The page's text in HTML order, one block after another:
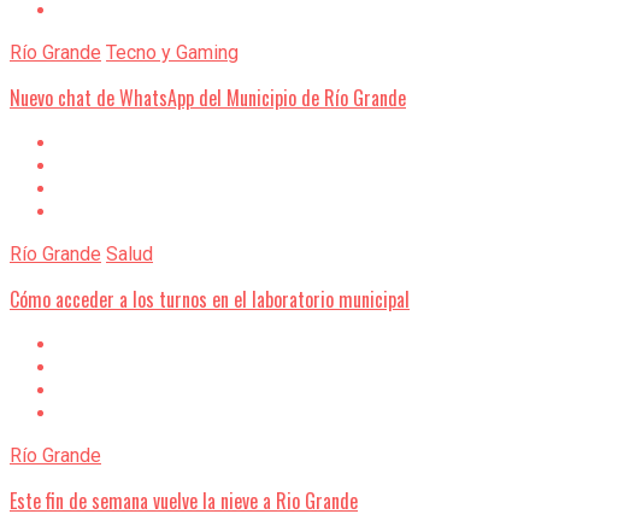
Río Grande Tecno y Gaming
Nuevo chat de WhatsApp del Municipio de Río Grande
Río Grande Salud
Cómo acceder a los turnos en el laboratorio municipal
Río Grande
Este fin de semana vuelve la nieve a Rio Grande